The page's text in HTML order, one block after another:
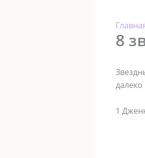
8
далеко
1